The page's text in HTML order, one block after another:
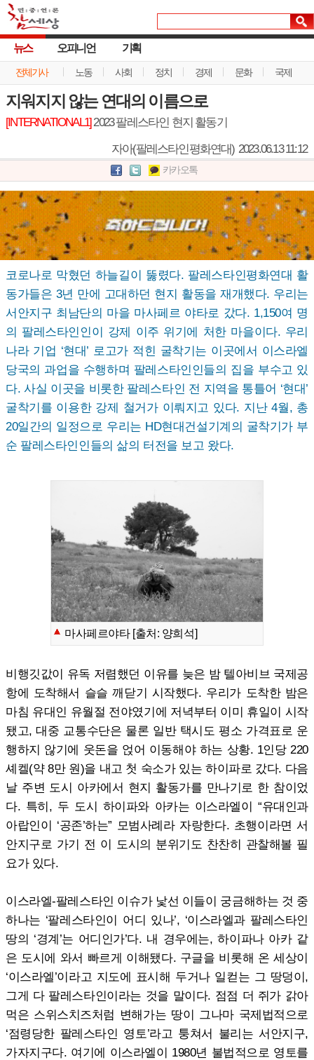
뉴스
전체기사 노동 사회 정치 경제 문화 국제
오피니언 기획
지워지지 않는 연대의 이름으로
[INTERNATIONAL1]2023 팔레스타인 현지 활동기
자아(팔레스타인평화연대) 2023.06.13 11:12
카카오톡
코로나로 막혔던 하늘길이 뚫렸다. 팔레스타인평화연대 활
동가들은 3년 만에 고대하던 현지 활동을 재개했다. 우리는
서안지구 최남단의 마을 마사페르 야타로 갔다. 1,150여 명
의 팔레스타인인이 강제 이주 위기에 처한 마을이다. 우리
나라 기업 ‘현대’ 로고가 적힌 굴착기는 이곳에서 이스라엘
당국의 과업을 수행하며 팔레스타인인들의 집을 부수고 있
다. 사실 이곳을 비롯한 팔레스타인 전 지역을 통틀어 ‘현대’
굴착기를 이용한 강제 철거가 이뤄지고 있다. 지난 4월, 총
20일간의 일정으로 우리는 HD현대건설기계의 굴착기가 부
순 팔레스타인인들의 삶의 터전을 보고 왔다.
마사페르야타 [출처: 양희석]
비행깃값이 유독 저렴했던 이유를 늦은 밤 텔아비브 국제공
항에 도착해서 슬슬 깨닫기 시작했다. 우리가 도착한 밤은
마침 유대인 유월절 전야였기에 저녁부터 이미 휴일이 시작
됐고, 대중 교통수단은 물론 일반 택시도 평소 가격표로 운
행하지 않기에 웃돈을 얹어 이동해야 하는 상황. 1인당 220
셰켈(약 8만 원)을 내고 첫 숙소가 있는 하이파로 갔다. 다음
날 주변 도시 아카에서 현지 활동가를 만나기로 한 참이었
다. 특히, 두 도시 하이파와 아카는 이스라엘이 “유대인과
아랍인이 ‘공존’하는” 모범사례라 자랑한다. 초행이라면 서
안지구로 가기 전 이 도시의 분위기도 찬찬히 관찰해볼 필
요가 있다.
이스라엘-팔레스타인 이슈가 낯선 이들이 궁금해하는 것 중
하나는 ‘팔레스타인이 어디 있나’, ‘이스라엘과 팔레스타인
땅의 ‘경계’는 어디인가’다. 내 경우에는, 하이파나 아카 같
은 도시에 와서 빠르게 이해됐다. 구글을 비롯해 온 세상이
‘이스라엘’이라고 지도에 표시해 두거나 일컫는 그 땅덩이,
그게 다 팔레스타인이라는 것을 말이다. 점점 더 쥐가 갉아
먹은 스위스치즈처럼 변해가는 땅이 그나마 국제법적으로
‘점령당한 팔레스타인 영토’라고 퉁쳐서 불리는 서안지구,
가자지구다. 여기에 이스라엘이 1980년 불법적으로 영토를